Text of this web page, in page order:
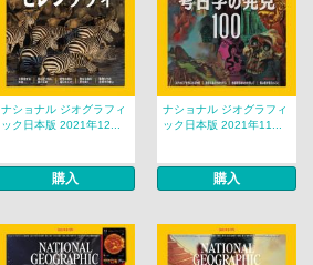
ナショナル ジオグラフィ
ック日本版 2021年12...
購入
ナショナル ジオグラフィ
ック日本版 2021年11...
購入